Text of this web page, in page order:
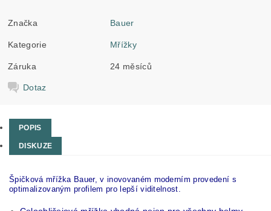
Značka Bauer
Kategorie Mřížky
Záruka 24 měsíců
Dotaz
POPIS
DISKUZE
Špičková mřížka Bauer, v inovovaném moderním provedení s
optimalizovaným profilem pro lepší viditelnost.